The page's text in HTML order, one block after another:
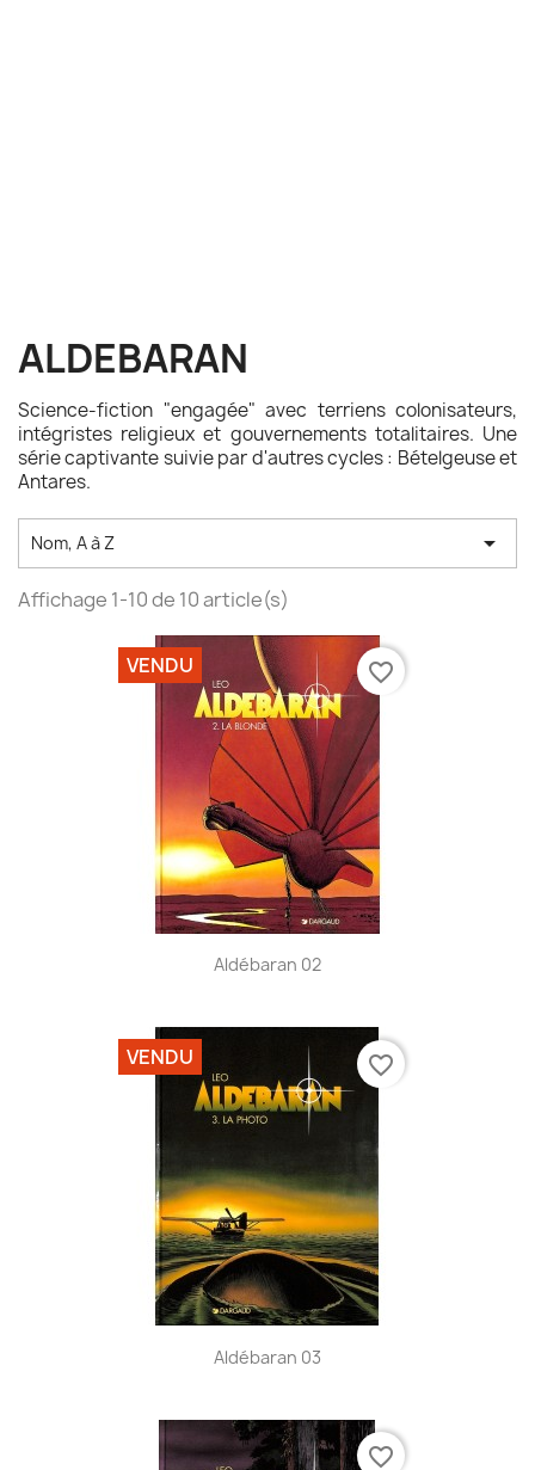
ALDEBARAN
Science-fiction "engagée" avec terriens colonisateurs,
intégristes religieux et gouvernements totalitaires. Une
série captivante suivie par d'autres cycles : Bételgeuse et
Antares.
Nom, A à Z 
Affichage 1-10 de 10 article(s)
Aldébaran 02
VENDU favorite_border
Aldébaran 03
VENDU favorite_border
favorite_border